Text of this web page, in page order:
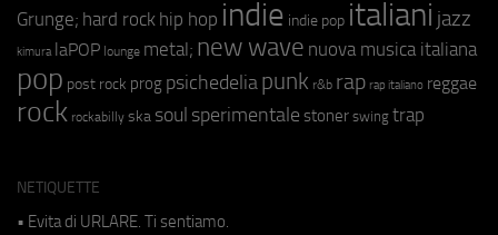
Grunge; hard rock hip hop indie indie pop italiani jazz
kimura laPOP lounge metal; new wave nuova musica italiana
pop post rock prog psichedeliapunk r&b rap rap italiano reggae
rock rockabilly ska soul sperimentale stoner swing trap
NETIQUETTE
• Evita di URLARE. Ti sentiamo.